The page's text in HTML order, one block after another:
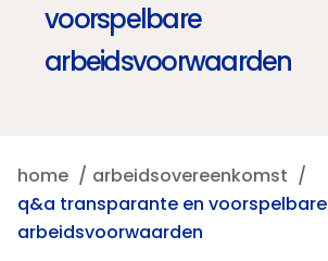
voorspelbare
arbeidsvoorwaarden
home
arbeidsovereenkomst
q&a transparante en voorspelbare
arbeidsvoorwaarden